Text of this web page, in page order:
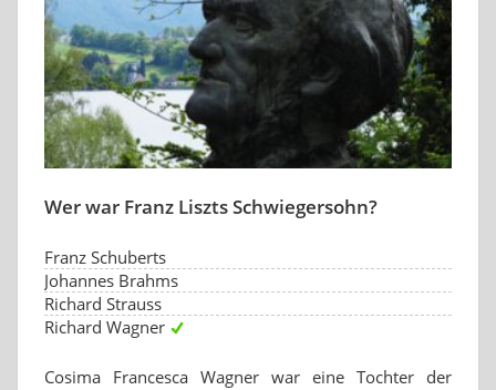
Wer war Franz Liszts Schwiegersohn?
Franz Schuberts
Johannes Brahms
Richard Strauss
Richard Wagner
Cosima Francesca Wagner war eine Tochter der